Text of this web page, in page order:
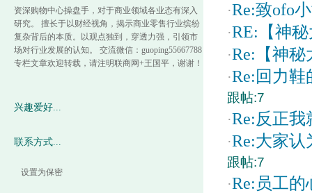
资深购物中心操盘手，对于商业领域各业态有深入
研究。 擅长于以财经视角，揭示商业零售行业缤纷
复杂背后的本质。以观点独到，穿透力强，引领市
场对行业发展的认知。 交流微信：guoping55667788
专栏文章欢迎转载，请注明联商网+王国平，谢谢！
兴趣爱好...
联系方式...
设置为保密
·Re:致ofo
·RE:【神
·Re:【神
·Re:回力
跟帖:7
·Re:反正
·Re:大家
跟帖:7
·Re:员工的